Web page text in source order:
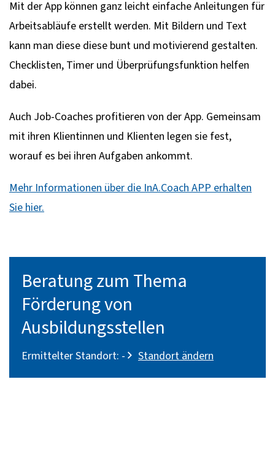
Mit der App können ganz leicht einfache Anleitungen für
Arbeitsabläufe erstellt werden. Mit Bildern und Text
kann man diese diese bunt und motivierend gestalten.
Checklisten, Timer und Überprüfungsfunktion helfen
dabei.
Auch Job-Coaches profitieren von der App. Gemeinsam
mit ihren Klientinnen und Klienten legen sie fest,
worauf es bei ihren Aufgaben ankommt.
Mehr Informationen über die InA.Coach APP erhalten
Sie hier.
Beratung zum Thema
Förderung von
Ausbildungsstellen
Ermittelter Standort: - Standort ändern